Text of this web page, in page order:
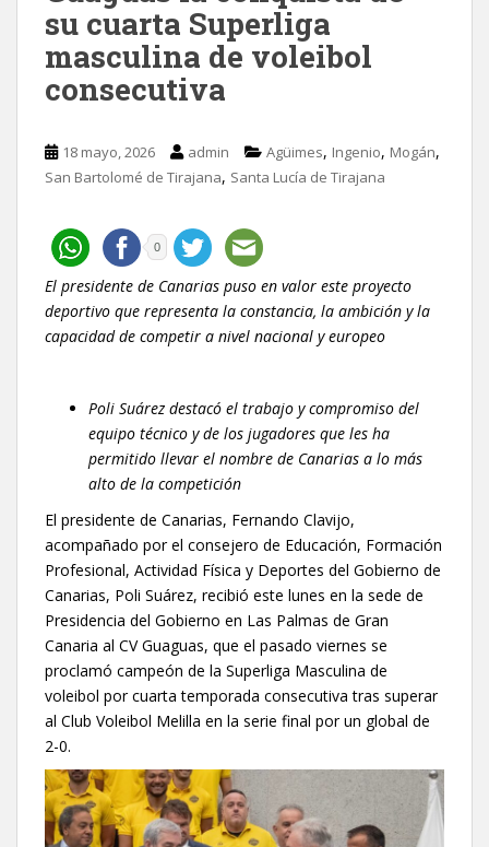
su cuarta Superliga
masculina de voleibol
consecutiva
18 mayo, 2026 admin Agüimes, Ingenio, Mogán,
San Bartolomé de Tirajana, Santa Lucía de Tirajana
0
El presidente de Canarias puso en valor este proyecto
deportivo que representa la constancia, la ambición y la
capacidad de competir a nivel nacional y europeo
Poli Suárez destacó el trabajo y compromiso del
equipo técnico y de los jugadores que les ha
permitido llevar el nombre de Canarias a lo más
alto de la competición
El presidente de Canarias, Fernando Clavijo,
acompañado por el consejero de Educación, Formación
Profesional, Actividad Física y Deportes del Gobierno de
Canarias, Poli Suárez, recibió este lunes en la sede de
Presidencia del Gobierno en Las Palmas de Gran
Canaria al CV Guaguas, que el pasado viernes se
proclamó campeón de la Superliga Masculina de
voleibol por cuarta temporada consecutiva tras superar
al Club Voleibol Melilla en la serie final por un global de
2-0.